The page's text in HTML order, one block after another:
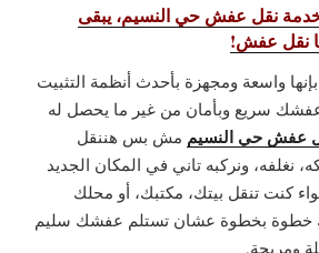
نقل عفش حي النسيم، يبقى
نقل عفش!
بإنها واسعة ومجهزة بأحدث أنظمة التثبيت
سريع وبأمان من غير ما يحصل له
عفش حي النسيم مش بس هننقل
نغلفه، ونركبه تاني في المكان الجديد
كنت تنقل بيتك، مكتبك، أو محلك
خطوة بخطوة عشان تستلم عفشك سليم
ومريحة.